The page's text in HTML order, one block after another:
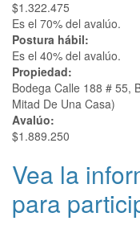
$1.322.475
Es el 70% del avalúo.
Postura hábil:
Es el 40% del avalúo.
Propiedad:
Bodega Calle 188 # 55,
Mitad De Una Casa)
Avalúo:
$1.889.250
Vea la
para